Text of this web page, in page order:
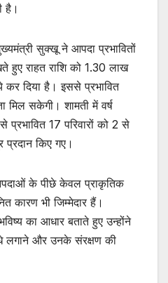
है।
सुक्खू ने आपदा प्रभावितों
हुए राहत राशि को 1.30 लाख
दिया है। इससे प्रभावित
मिल सकेगी। शामती में वर्ष
17 परिवारों को 2 से
प्रदान किए गए।
के पीछे केवल प्राकृतिक
कारण भी जिम्मेदार हैं।
का आधार बताते हुए उन्होंने
लगाने और उनके संरक्षण की